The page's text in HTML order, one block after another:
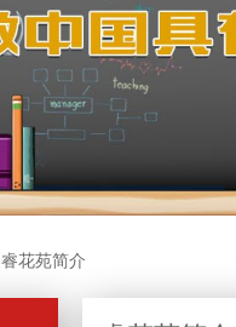
睿花苑简介